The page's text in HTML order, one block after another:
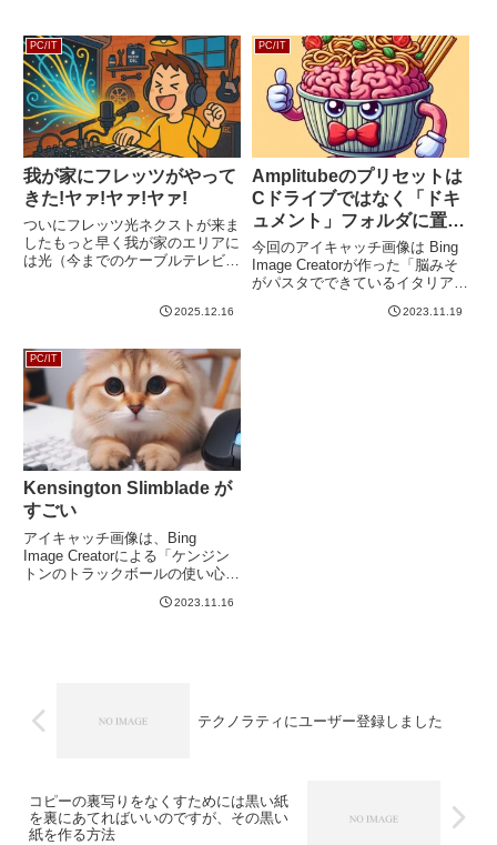
PC/IT
我が家にフレッツがやって
きた!ヤァ!ヤァ!ヤァ!
ついにフレッツ光ネクストが来ま
したもっと早く我が家のエリアに
は光（今までのケーブルテレビ回
フレッツ光ネクストを光と呼びま
ろ事情がありまして、少し遅れ
て...
2025.12.16
PC/IT
Amplitubeのプリセットは
Cドライブではなく「ドキ
ュメント」フォルダに置か
れる
今回のアイキャッチ画像は Bing
Image Creatorが作った「脳みそ
がパスタでできているイタリア
OS がクラッシュしてもファイル
2023.11.19
PC/IT
Kensington Slimblade が
すごい
アイキャッチ画像は、Bing
Image Creatorによる「ケンジン
トンのトラックボールの使い心地
猫」です。腱鞘炎持ちにトラック
2023.11.16
テクノラティにユーザー登録しました
コピーの裏写りをなくすためには黒い紙
を裏にあてればいいのですが、その黒い
紙を作る方法